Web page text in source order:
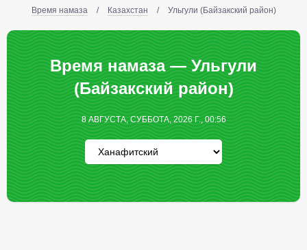
Время намаза / Казахстан / Ульгули (Байзакский район)
Время намаза — Ульгули
(Байзакский район)
8 АВГУСТА, СУББОТА, 2026 Г., 00:56